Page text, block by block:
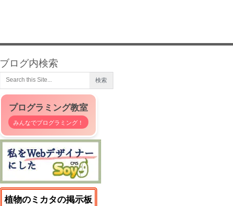
ブログ内検索
プログラミング教室
みんなでプログラミング！
植物のミカタの掲示板